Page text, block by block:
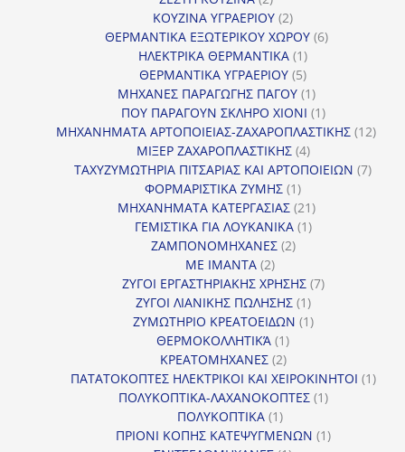
προϊόντα
ΚΟΥΖΙΝΑ ΥΓΡΑΕΡΙΟΥ 22
προϊόντα
ΘΕΡΜΑΝΤΙΚΑ ΕΞΩΤΕΡΙΚΟΥ ΧΩΡΟΥ 66
ΗΛΕΚΤΡΙΚΑ ΘΕΡΜΑΝΤΙΚΑ 11
προϊόν
ΘΕΡΜΑΝΤΙΚΑ ΥΓΡΑΕΡΙΟΥ 55
προϊόντα
ΜΗΧΑΝΕΣ ΠΑΡΑΓΩΓΗΣ ΠΑΓΟΥ 11
προϊόν
ΠΟΥ ΠΑΡΑΓΟΥΝ ΣΚΛΗΡΟ ΧΙΟΝΙ 11
προϊόν
ΜΗΧΑΝΗΜΑΤΑ ΑΡΤΟΠΟΙΕΙΑΣ-ΖΑΧΑΡΟΠΛΑΣΤΙΚΗΣ 1212
ΜΙΞΕΡ ΖΑΧΑΡΟΠΛΑΣΤΙΚΗΣ 44
προϊόντα
ΤΑΧΥΖΥΜΩΤΗΡΙΑ ΠΙΤΣΑΡΙΑΣ ΚΑΙ ΑΡΤΟΠΟΙΕΙΩΝ 77
ΦΟΡΜΑΡΙΣΤΙΚΑ ΖΥΜΗΣ 11
προϊόν
ΜΗΧΑΝΗΜΑΤΑ ΚΑΤΕΡΓΑΣΙΑΣ 2121
προϊόντα
ΓΕΜΙΣΤΙΚΑ ΓΙΑ ΛΟΥΚΑΝΙΚΑ 11
ΖΑΜΠΟΝΟΜΗΧΑΝΕΣ 22
ΜΕ ΙΜΑΝΤΑ 22
προϊόντα
ΖΥΓΟΙ ΕΡΓΑΣΤΗΡΙΑΚΗΣ ΧΡΗΣΗΣ 77
ΖΥΓΟΙ ΛΙΑΝΙΚΗΣ ΠΩΛΗΣΗΣ 11
προϊόν
ΖΥΜΩΤΗΡΙΟ ΚΡΕΑΤΟΕΙΔΩΝ 11
ΘΕΡΜΟΚΟΛΛΗΤΙΚΆ 11
προϊόν
ΚΡΕΑΤΟΜΗΧΑΝΕΣ 22
προϊόντα
ΠΑΤΑΤΟΚΟΠΤΕΣ ΗΛΕΚΤΡΙΚΟΙ ΚΑΙ ΧΕΙΡΟΚΙΝΗΤΟΙ 11
ΠΟΛΥΚΟΠΤΙΚΑ-ΛΑΧΑΝΟΚΟΠΤΕΣ 11
ΠΟΛΥΚΟΠΤΙΚΑ 11
προϊόν
ΠΡΙΟΝΙ ΚΟΠΗΣ ΚΑΤΕΨΥΓΜΕΝΩΝ 11